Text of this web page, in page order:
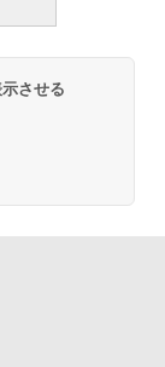
させる